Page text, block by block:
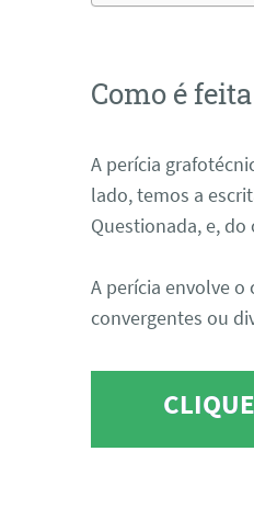
Como é
A perícia
lado, temos a
Questionada, e,
A perícia envolve
convergentes ou